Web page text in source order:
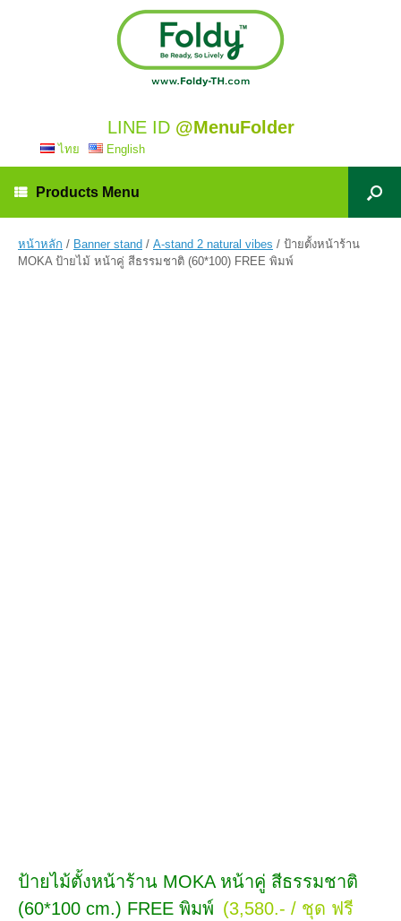
LINE ID @MenuFolder
ไทย English
Products Menu
หน้าหลัก / Banner stand / A-stand 2 natural vibes / ป้ายตั้งหน้าร้าน
MOKA ป้ายไม้ หน้าคู่ สีธรรมชาติ (60*100) FREE พิมพ์
ป้ายไม้ตั้งหน้าร้าน MOKA หน้าคู่ สีธรรมชาติ
(60*100 cm.) FREE พิมพ์ (3,580.- / ชุด ฟรี